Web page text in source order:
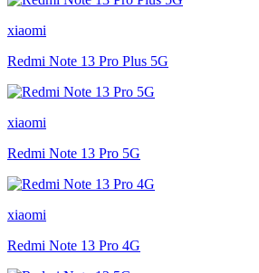
xiaomi
Redmi Note 13 Pro Plus 5G
xiaomi
Redmi Note 13 Pro 5G
xiaomi
Redmi Note 13 Pro 4G